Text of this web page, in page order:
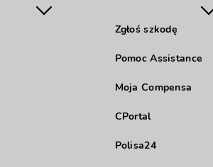
Zgłoś szkodę
Pomoc Assistance
Moja Compensa
CPortal
Polisa24